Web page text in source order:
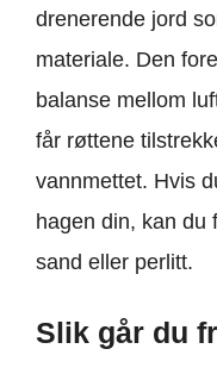
drenerende jord
materiale. Den
balanse mellom
får røttene
vannmettet. Hvis
hagen din, kan du
sand eller perlitt.
Slik går du